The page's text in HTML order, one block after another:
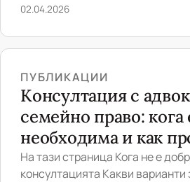
02.04.2026
ПУБЛИКАЦИИ
Консултация с
семейно право: кога
необходима и как
На тази страница Кога не е
консултацията Какви